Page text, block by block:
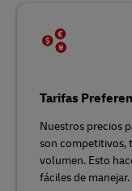
Tarifas
Nuestros precios
son competitivos,
volumen. Esto
fáciles de manejar.